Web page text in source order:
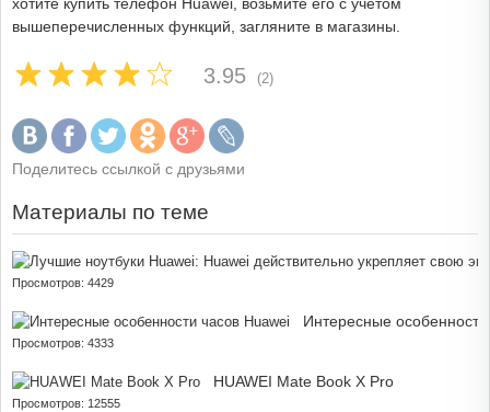
вышеперечисленных функций, загляните в магазины.
3.95 (2)
Поделитесь ссылкой с друзьями
Материалы по теме
Просмотров: 4429
Интересные
Просмотров: 4333
HUAWEI Mate Book X Pro
Просмотров: 12555